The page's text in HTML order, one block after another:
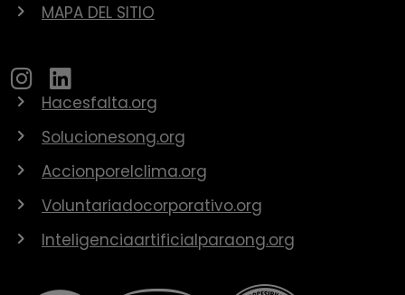
MAPA DEL SITIO
Hacesfalta.org
Solucionesong.org
Accionporelclima.org
Voluntariadocorporativo.org
Inteligenciaartificialparaong.org